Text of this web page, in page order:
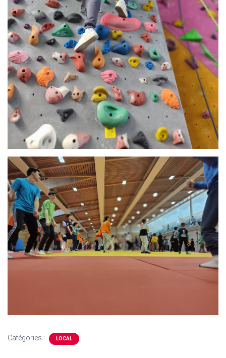
Catégories : LOCAL